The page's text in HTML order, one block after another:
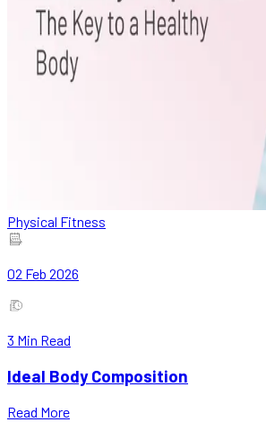
Physical Fitness
02 Feb 2026
3 Min Read
Ideal Body Composition
Read More